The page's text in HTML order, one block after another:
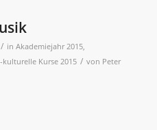
/ in Akademiejahr 2015,
kulturelle Kurse 2015 / von Peter